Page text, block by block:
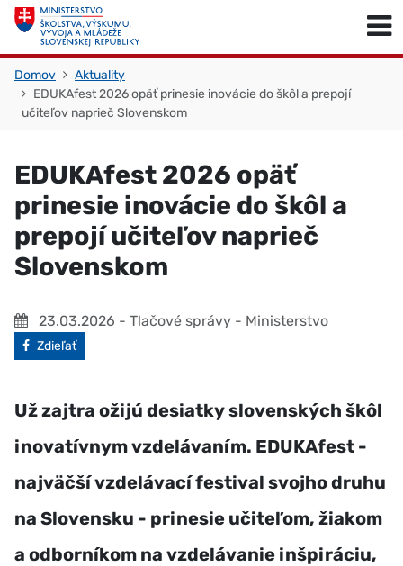
Skočiť na obsah
Domov
Aktuality
EDUKAfest 2026 opäť prinesie inovácie do škôl a prepojí
učiteľov naprieč Slovenskom
EDUKAfest 2026 opäť
prinesie inovácie do škôl a
prepojí učiteľov naprieč
Slovenskom
23.03.2026 - Tlačové správy - Ministerstvo
Facebook
Zdieľať
Už zajtra ožijú desiatky slovenských škôl
inovatívnym vzdelávaním. EDUKAfest -
najväčší vzdelávací festival svojho druhu
na Slovensku - prinesie učiteľom, žiakom
a odborníkom na vzdelávanie inšpiráciu,
Skočiť na začiatok stránky